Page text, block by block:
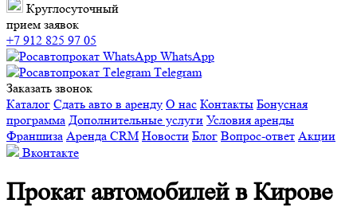
Круглосуточный
прием заявок
+7 912 825 97 05
WhatsApp
Тelegram
Заказать звонок
Каталог Сдать авто в аренду О нас Контакты Бонусная
программа Дополнительные услуги Условия аренды
Франшиза Аренда CRM Новости Блог Вопрос-ответ Акции
Вконтакте
Прокат автомобилей в Кирове